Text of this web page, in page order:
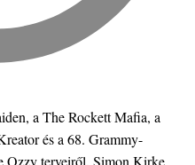
a The Rockett Mafia, a
és a 68. Grammy-